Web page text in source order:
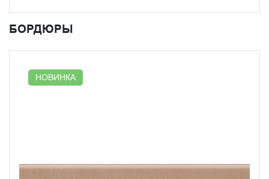
БОРДЮРЫ
НОВИНКА